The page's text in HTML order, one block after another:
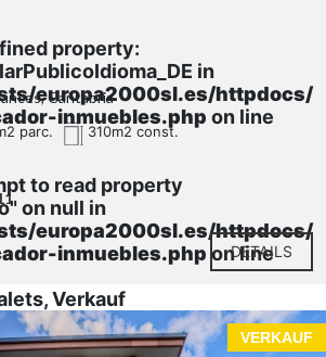
property:
in
europa2000sl.es/httpdocs/
inmuebles.php on line
to read property
on null in
europa2000sl.es/httpdocs/
inmuebles.php on line
Verkauf
Cantabria
parc. 310m2 const.
DETAILS
VERKAUF